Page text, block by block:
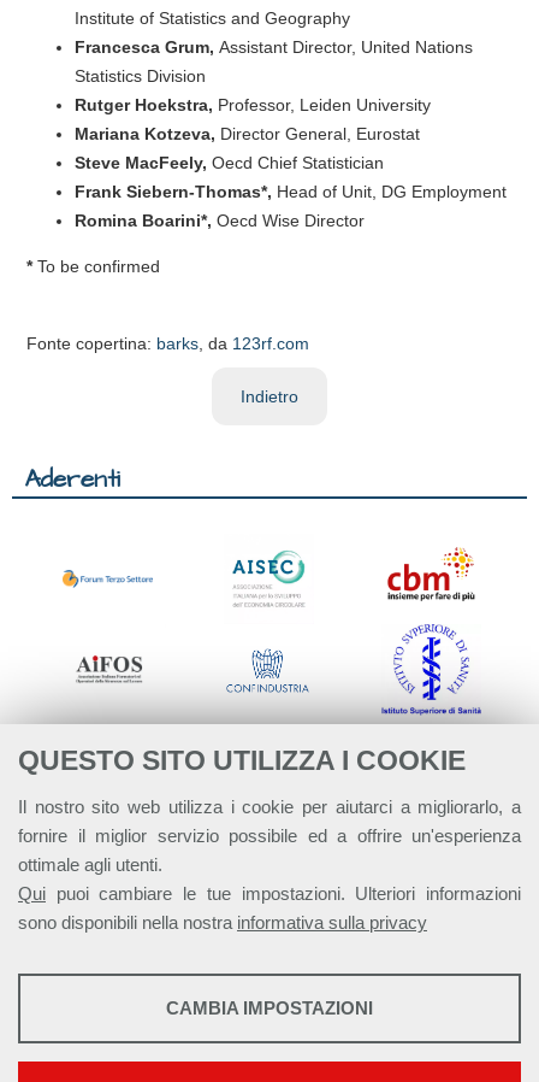
QUESTO SITO UTILIZZA I COOKIE
Il nostro sito web utilizza i cookie per aiutarci a migliorarlo, a
fornire il miglior servizio possibile ed a offrire un'esperienza
ottimale agli utenti.
Qui puoi cambiare le tue impostazioni. Ulteriori informazioni
sono disponibili nella nostra informativa sulla privacy
STATISTICHE
CAMBIA IMPOSTAZIONI
Institute of Statistics and Geography
Francesca Grum, Assistant Director, United Nations
Statistics Division
Rutger Hoekstra, Professor, Leiden University
Mariana Kotzeva, Director General, Eurostat
Steve MacFeely, Oecd Chief Statistician
Frank Siebern-Thomas*, Head of Unit, DG Employment
Romina Boarini*, Oecd Wise Director
*To be confirmed
Fonte copertina: barks, da 123rf.com
Indietro
Aderenti
Alleanza Italiana per lo Sviluppo Sostenibile - ASviS